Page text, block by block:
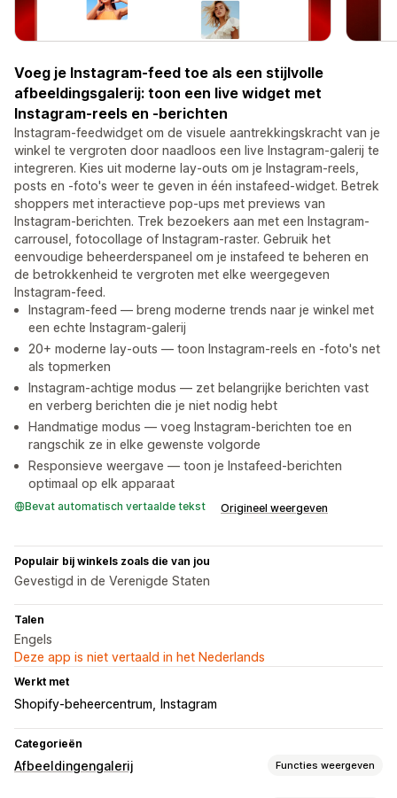
Voeg je Instagram-feed toe als een stijlvolle
afbeeldingsgalerij: toon een live widget met
Instagram-reels en -berichten
Instagram-feedwidget om de visuele aantrekkingskracht van je
winkel te vergroten door naadloos een live Instagram-galerij te
integreren. Kies uit moderne lay-outs om je Instagram-reels,
posts en -foto's weer te geven in één instafeed-widget. Betrek
shoppers met interactieve pop-ups met previews van
Instagram-berichten. Trek bezoekers aan met een Instagram-
carrousel, fotocollage of Instagram-raster. Gebruik het
eenvoudige beheerderspaneel om je instafeed te beheren en
de betrokkenheid te vergroten met elke weergegeven
Instagram-feed.
Instagram-feed — breng moderne trends naar je winkel met
een echte Instagram-galerij
20+ moderne lay-outs — toon Instagram-reels en -foto's net
als topmerken
Instagram-achtige modus — zet belangrijke berichten vast
en verberg berichten die je niet nodig hebt
Handmatige modus — voeg Instagram-berichten toe en
rangschik ze in elke gewenste volgorde
Responsieve weergave — toon je Instafeed-berichten
optimaal op elk apparaat
Bevat automatisch vertaalde tekst Origineel weergeven
Populair bij winkels zoals die van jou
Gevestigd in de Verenigde Staten
Talen
Engels
Deze app is niet vertaald in het Nederlands
Werkt met
Shopify-beheercentrum Instagram
Categorieën
Afbeeldingengalerij Functies weergeven